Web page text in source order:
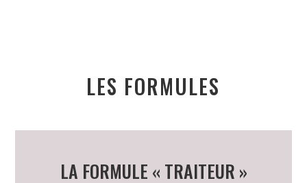
LES FORMULES
LA FORMULE « TRAITEUR »